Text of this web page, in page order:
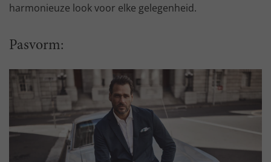
harmonieuze look voor elke gelegenheid.
Pasvorm: